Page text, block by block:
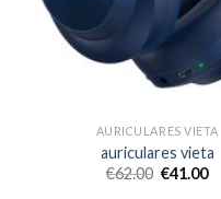
AURICULARES VIETA
auriculares vieta
€62.00 €41.00